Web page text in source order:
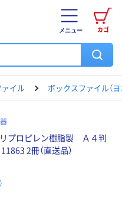
カゴ
メニュー
イル ボックスファイル（ヨ
プロピレン樹脂製 Ａ４判
2冊（直送品）